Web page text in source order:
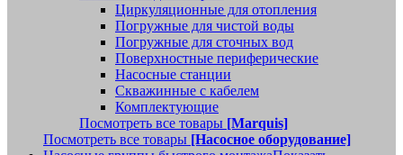
Циркуляционные для отопления
Погружные для чистой воды
Погружные для сточных вод
Поверхностные периферические
Насосные станции
Скважинные с кабелем
Комплектующие
Посмотреть все товары [Marquis]
Посмотреть все товары [Насосное оборудование]